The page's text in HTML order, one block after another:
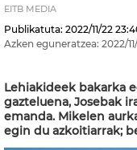
EITB MEDIA
Publikatuta: 2022/11/22
Azken eguneratzea: 2022/
Lehiakideek bakarka
gazteluena, Josebak
emanda. Mikelen
egin du azkoitiarrak;